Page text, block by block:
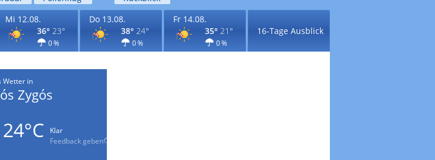
Mi 12.08.
36° 23°
0 %
Do 13.08.
38° 24°
0 %
Fr 14.08.
35° 21°
0 %
16-Tage Ausblick
Wetter in
Zygós
24°C
Klar
Feedback geben